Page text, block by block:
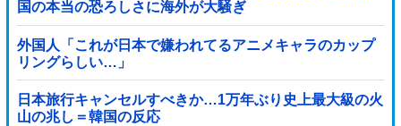
国の本当の恐ろしさに海外が大騒ぎ
外国人「これが日本で嫌われてるアニメキャラのカップ
リングらしい…」
日本旅行キャンセルすべきか…1万年ぶり史上最大級の火
山の兆し＝韓国の反応